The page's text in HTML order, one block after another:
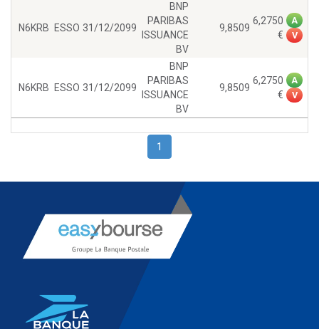
N6KRB ESSO 31/12/2099
BNP
PARIBAS
ISSUANCE
BV
9,8509
6,2750
A
V
N6KRB ESSO 31/12/2099
BNP
PARIBAS
ISSUANCE
BV
9,8509
6,2750
A
V
1